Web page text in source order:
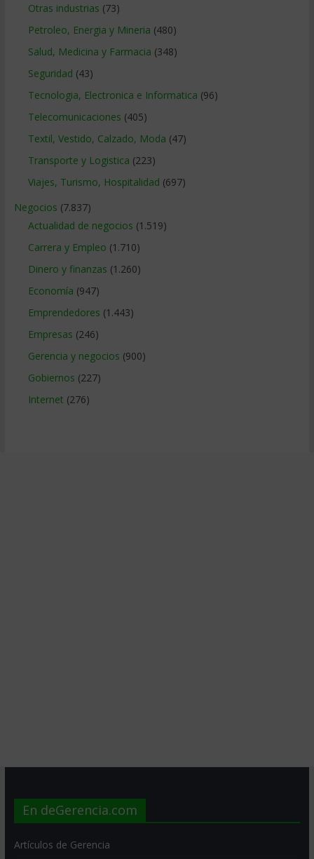
Otras industrias (73)
Petroleo, Energia y Mineria (480)
Salud, Medicina y Farmacia (348)
Seguridad (43)
Tecnologia, Electronica e Informatica (96)
Telecomunicaciones (405)
Textil, Vestido, Calzado, Moda (47)
Transporte y Logistica (223)
Viajes, Turismo, Hospitalidad (697)
Negocios (7.837)
Actualidad de negocios (1.519)
Carrera y Empleo (1.710)
Dinero y finanzas (1.260)
Economía (947)
Emprendedores (1.443)
Empresas (246)
Gerencia y negocios (900)
Gobiernos (227)
Internet (276)
En deGerencia.com
Artículos de Gerencia